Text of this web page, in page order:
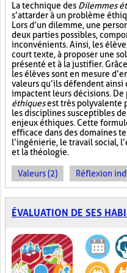
La technique des Dilemmes
s’attarder à un problème
Lors d’un dilemme, une
deux parties possibles,
inconvénients. Ainsi, les
court texte, à proposer une
présenté et à la justifier.
les élèves sont en mesure
valeurs qu’ils défendent
impactent leurs décisions. De
éthiquesest très polyvalente
les disciplines susceptibles
enjeux éthiques. Cette
efficace dans des domaines
l’ingénierie, le travail social,
et la théologie.
Valeurs (2) Réflexion
ÉVALUATION DE SES